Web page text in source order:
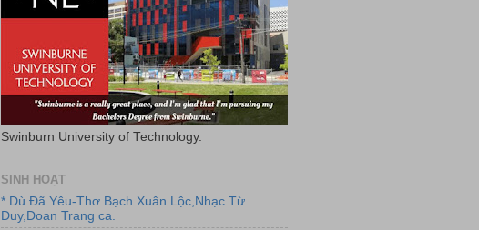
Swinburn University of Technology.
SINH HOẠT
* Dù Đã Yêu-Thơ Bạch Xuân Lộc,Nhạc Từ
Duy,Đoan Trang ca.